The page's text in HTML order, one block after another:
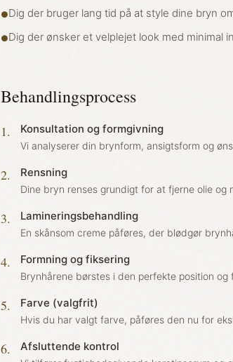
●Dig der bruger lang tid på at style dine bryn
●Dig der ønsker et velplejet look med minimal
Behandlingsprocess
1. Konsultation og formgivning
Vi analyserer din brynform, ansigtsform og
2. Rensning
Dine bryn renses grundigt for at fjerne olie og
3. Lamineringsbehandling
En skånsom creme påføres, der blødgør
4. Formning og fiksering
Brynhårene børstes i den perfekte position
5. Farve (valgfrit)
Hvis du har valgt farve, påføres den nu for
6. Afsluttende kontrol